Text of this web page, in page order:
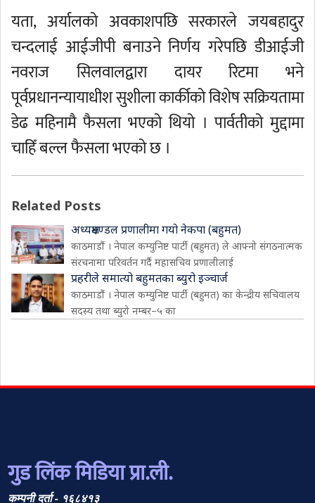
यता, अर्यालको अवकाशपछि सरकारले जयबहादुर
चन्दलाई आईजीपी बनाउने निर्णय गरेपछि डीआईजी
नवराज सिलवालद्वारा दायर रिटमा भने
पूर्वप्रधानन्यायाधीश सुशीला कार्कीको विशेष सक्रियतामा
डेढ महिनामै फैसला भएको थियो । पार्वतीको मुद्दामा
चाहिँ बल्ल फैसला भएको छ ।
Related Posts
अध्यक्षमण्डल प्रणालीमा गयो नेकपा (बहुमत)
काठमाडौं । नेपाल कम्युनिष्ट पार्टी (बहुमत) ले आफ्नो संगठनात्मक
संरचनामा परिवर्तन गर्दै महासचिव प्रणालीलाई
प्रहरीले समात्यो बहुमतका ब्युरो इञ्चार्ज
काठमाडौं । नेपाल कम्युनिष्ट पार्टी (बहुमत) का केन्द्रीय सचिवालय
सदस्य तथा ब्युरो नम्बर–५ का
गुड लिंक मिडिया प्रा.ली.
कम्पनी दर्ता - १६८४१३